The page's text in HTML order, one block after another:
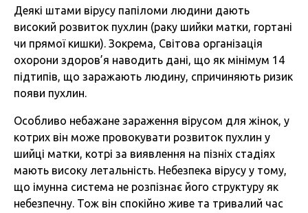
Деякі штами вірусу папіломи людини дають
високий розвиток пухлин (раку шийки матки, гортані
чи прямої кишки). Зокрема, Світова організація
охорони здоров’я наводить дані, що як мінімум 14
підтипів, що заражають людину, спричиняють ризик
появи пухлин.
Особливо небажане зараження вірусом для жінок, у
котрих він може провокувати розвиток пухлин у
шийці матки, котрі за виявлення на пізніх стадіях
мають високу летальність. Небезпека вірусу у тому,
що імунна система не розпізнає його структуру як
небезпечну. Тож він спокійно живе та тривалий час